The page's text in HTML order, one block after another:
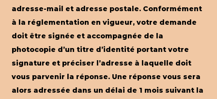
adresse-mail et adresse postale. Conformément
à la réglementation en vigueur, votre demande
doit être signée et accompagnée de la
photocopie d’un titre d’identité portant votre
signature et préciser l’adresse à laquelle doit
vous parvenir la réponse. Une réponse vous sera
alors adressée dans un délai de 1 mois suivant la